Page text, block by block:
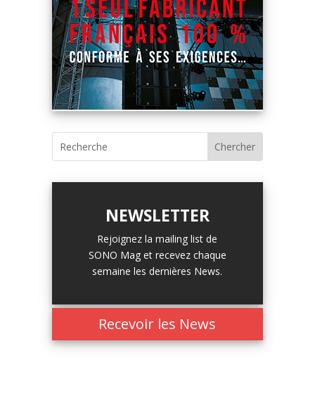
NEWSLETTER
Rejoignez la mailing list de
SONO Mag et recevez chaque
semaine les dernières News.
Recevoir les News